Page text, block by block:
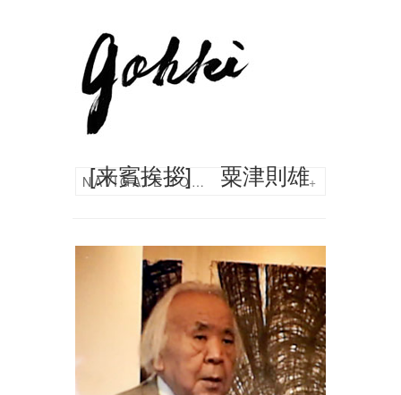
NAVIGATE TO… +
[来賓挨拶] 粟津則雄